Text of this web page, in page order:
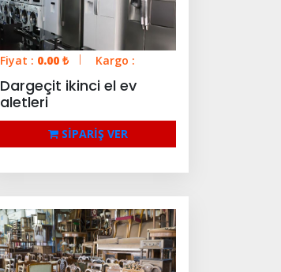
Fiyat : 0.00 ₺ Kargo :
Dargeçit ikinci el ev
aletleri
SİPARİŞ VER